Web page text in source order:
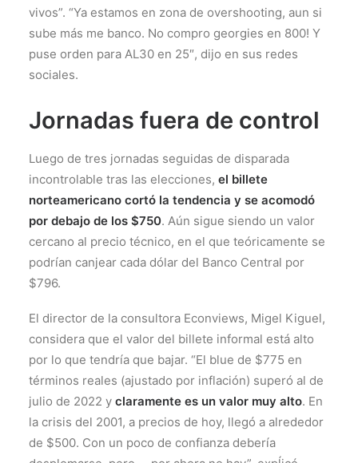
vivos”. “Ya estamos en zona de overshooting, aun si
sube más me banco. No compro georgies en 800! Y
puse orden para AL30 en 25″, dijo en sus redes
sociales.
Jornadas fuera de control
Luego de tres jornadas seguidas de disparada
incontrolable tras las elecciones, el billete
norteamericano cortó la tendencia y se acomodó
por debajo de los $750. Aún sigue siendo un valor
cercano al precio técnico, en el que teóricamente se
podrían canjear cada dólar del Banco Central por
$796.
El director de la consultora Econviews, Migel Kiguel,
considera que el valor del billete informal está alto
por lo que tendría que bajar. “El blue de $775 en
términos reales (ajustado por inflación) superó al de
julio de 2022 y claramente es un valor muy alto. En
la crisis del 2001, a precios de hoy, llegó a alrededor
de $500. Con un poco de confianza debería